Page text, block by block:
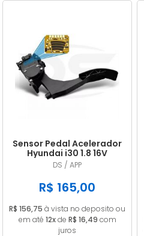
Sensor Pedal Acelerador
Hyundai i30 1.8 16V
Gasolina 2014/... em
diante
DS / APP
R$ 165,00
R$ 156,75 à vista no deposito ou
em até 12xde R$ 16,49 com
juros